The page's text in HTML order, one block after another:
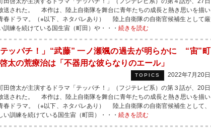
送された。 本作は、陸上自衛隊を舞台に青年たちの成長と熱き思いを描い
春ドラマ。（※以下、ネタバレあり） 陸上自衛隊の自衛官候補生として厳
訓練を続けている国生宙（町田）や・・・ 続きを読む
テッパチ！」“武藤” 一ノ瀬颯の過去が明らかに “宙”町
太の荒療治は「不器用な彼らなりのエール」
TOPICS
2022年7月20日
田啓太が主演するドラマ「テッパチ！」（フジテレビ系）の第３話が、20日
送された。 本作は、陸上自衛隊を舞台に青年たちの成長と熱き思いを描い
春ドラマ。（※以下、ネタバレあり） 陸上自衛隊の自衛官候補生として、
い訓練を続けている国生宙（町田）・・・ 続きを読む